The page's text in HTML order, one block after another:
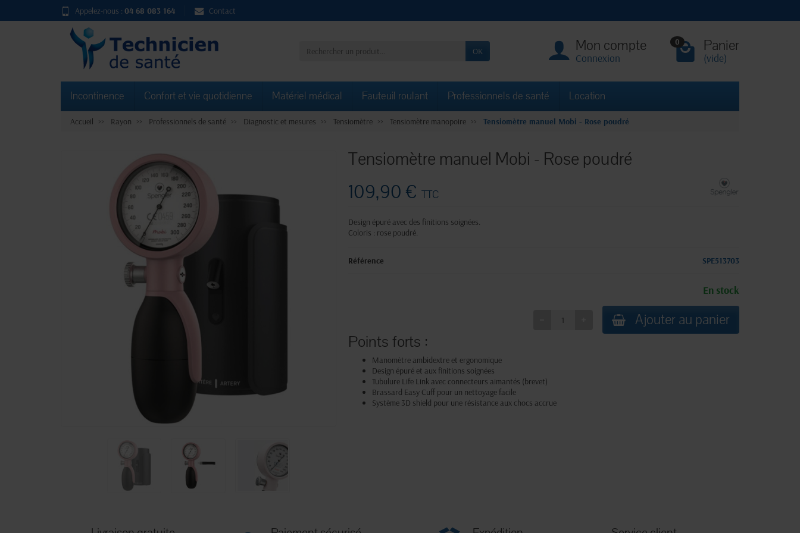
Appelez-nous : 04 68 083 164 Contact
OK Mon compte
Connexion
0 Panier
(vide)
Incontinence Confort et vie quotidienne Matériel médical Fauteuil roulant Professionnels de santé Location
Accueil Rayon Professionnels de santé Diagnostic et mesures Tensiomètre Tensiomètre manopoire Tensiomètre manuel Mobi - Rose poudré
Tensiomètre manuel Mobi - Rose poudré
109,90 €TTC
Design épuré avec des finitions soignées.
Coloris : rose poudré.
Référence SPE513703
En stock
Ajouter au panier
Points forts :
Manomètre ambidextre et ergonomique
Design épuré et aux finitions soignées
Tubulure Life Link avec connecteurs aimantés (brevet)
Brassard Easy Cuff pour un nettoyage facile
Système 3D shield pour une résistance aux chocs accrue